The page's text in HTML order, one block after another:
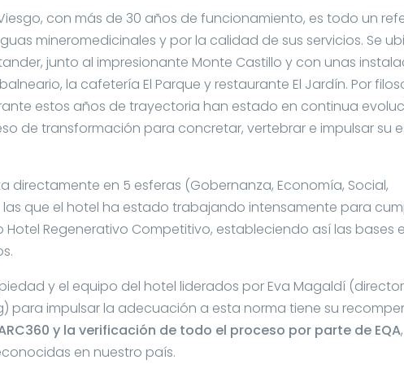
con más de 30 años de funcionamiento, es todo un
mineromedicinales y por la calidad de sus servicios. Se
junto al impresionante Monte Castillo y con unas
la cafetería El Parque y restaurante El Jardín. Por
estos años de trayectoria han estado en continua
de transformación para concretar, vertebrar e impulsar su
directamente en 5 esferas (Gobernanza, Economía, Social,
que el hotel ha estado trabajando intensamente para
Regenerativo Competitivo, estableciendo así las bases
y el equipo del hotel liderados por Eva Magaldí
para impulsar la adecuación a esta norma tiene su
y la verificación de todo el proceso por parte de EQA
en nuestro país.